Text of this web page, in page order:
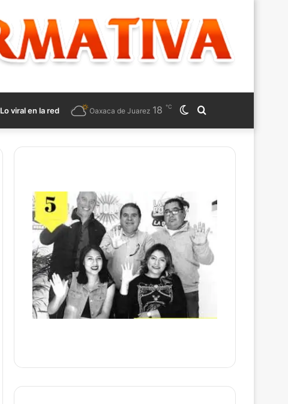
Lo viral en la red
for
Switch
skin
Oaxaca de Juarez 18 ℃